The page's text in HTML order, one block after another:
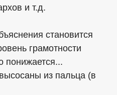
и т.д.
становится
грамотности
понижается...
из пальца (в